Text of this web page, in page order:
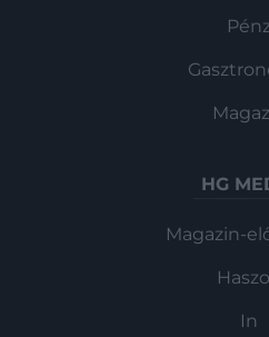
Pénz
HG
Magazin-
In